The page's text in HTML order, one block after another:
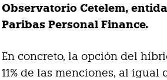
Observatorio Cetelem,
Paribas Personal Finance.
En concreto, la opción del
11% de las menciones, al